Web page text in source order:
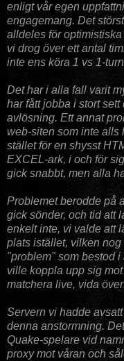
enligt vår egen
engagemang. Det
alldeles för
vi drog över ett antal
inte ens köra 1 vs 1-
Det har i alla fall varit
har fått jobba i stort
avlösning. Ett annat
web-siten som inte alls
stället för en shysst
EXCEL-ark, i och för
gick snabbt, men alla
Problemet berodde på
gick sönder, och tid att
enkelt inte, vi valde att
plats istället, vilken
"problem" som bestod
ville koppla upp sig
matchera live, vida
Servern vi hadde
denna anstormning.
Quake-spelare vid
proxy mot våran och